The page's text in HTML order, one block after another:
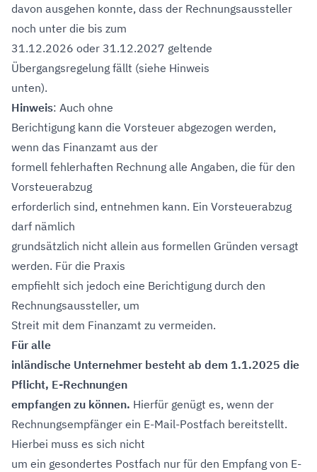
davon ausgehen konnte, dass der Rechnungsaussteller
noch unter die bis zum
31.12.2026 oder 31.12.2027 geltende
Übergangsregelung fällt (siehe Hinweis
unten).
Hinweis: Auch ohne
Berichtigung kann die Vorsteuer abgezogen werden,
wenn das Finanzamt aus der
formell fehlerhaften Rechnung alle Angaben, die für den
Vorsteuerabzug
erforderlich sind, entnehmen kann. Ein Vorsteuerabzug
darf nämlich
grundsätzlich nicht allein aus formellen Gründen versagt
werden. Für die Praxis
empfiehlt sich jedoch eine Berichtigung durch den
Rechnungsaussteller, um
Streit mit dem Finanzamt zu vermeiden.
Für alle
inländische Unternehmer besteht ab dem 1.1.2025 die
Pflicht, E-Rechnungen
empfangen zu können. Hierfür genügt es, wenn der
Rechnungsempfänger ein E-Mail-Postfach bereitstellt.
Hierbei muss es sich nicht
um ein gesondertes Postfach nur für den Empfang von E-